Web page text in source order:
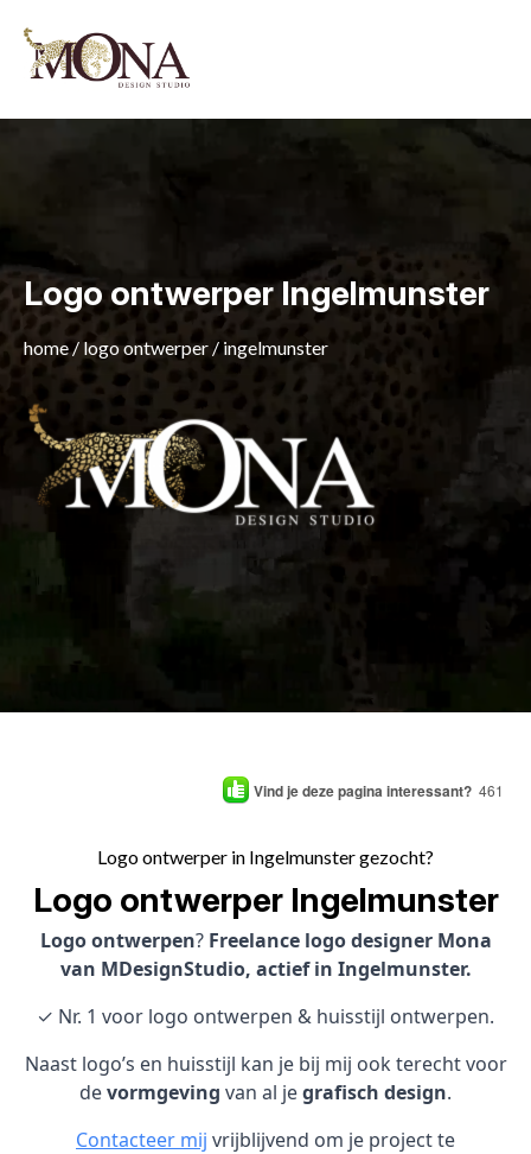
Logo ontwerper Ingelmunster
home /logo ontwerper / ingelmunster
Vind je deze pagina interessant? 461
Logo ontwerper in Ingelmunster gezocht?
Logo ontwerper Ingelmunster
Logo ontwerpen? Freelance logo designer Mona
van MDesignStudio, actief in Ingelmunster.
✓ Nr. 1 voor logo ontwerpen & huisstijl ontwerpen.
Naast logo’s en huisstijl kan je bij mij ook terecht voor
devormgeving van al jegrafisch design.
Contacteer mij vrijblijvend om je project te